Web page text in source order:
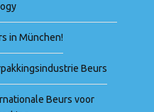
in München!
Beurs
Beurs voor